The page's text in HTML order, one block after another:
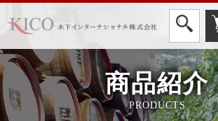
商品紹介
PRODUCTS